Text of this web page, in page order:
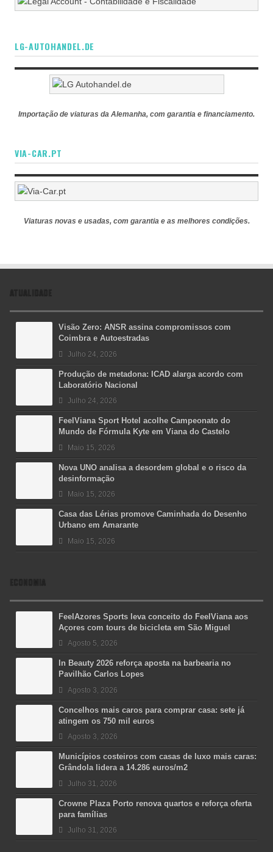
LG-AUTOHANDEL.DE
Importação de viaturas da Alemanha, com garantia e financiamento.
VIA-CAR.PT
Viaturas novas e usadas, com garantia e as melhores condições.
ATUALIDADE
Visão Zero: ANSR assina compromissos com
Coimbra e Autoestradas
Julho 24, 2026
Produção de metadona: ICAD alarga acordo com
Laboratório Nacional
Julho 24, 2026
FeelViana Sport Hotel acolhe Campeonato do
Mundo de Fórmula Kyte em Viana do Castelo
Maio 15, 2026
Nova UNO analisa a desordem global e o risco da
desinformação
Maio 15, 2026
Casa das Lérias promove Caminhada do Desenho
Urbano em Amarante
Maio 15, 2026
ECONOMIA
FeelAzores Sports leva conceito do FeelViana aos
Açores com tours de bicicleta em São Miguel
Agosto 5, 2026
In Beauty 2026 reforça aposta na barbearia no
Pavilhão Carlos Lopes
Agosto 3, 2026
Concelhos mais caros para comprar casa: sete já
atingem os 750 mil euros
Agosto 3, 2026
Municípios costeiros com casas de luxo mais caras:
Grândola lidera a 14.286 euros/m2
Julho 31, 2026
Crowne Plaza Porto renova quartos e reforça oferta
para famílias
Julho 31, 2026